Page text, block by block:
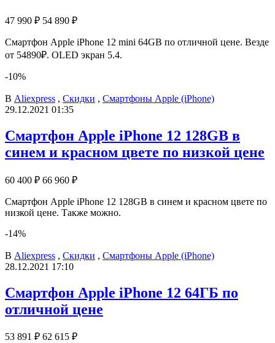
47 990 ₽ 54 890 ₽
Смартфон Apple iPhone 12 mini 64GB по отличной цене. Везде
от 54890₽. OLED экран 5.4.
-10%
В Aliexpress , Скидки , Смартфоны Apple (iPhone)
29.12.2021 01:35
Смартфон Apple iPhone 12 128GB в
синем и красном цвете по низкой цене
60 400 ₽ 66 960 ₽
Смартфон Apple iPhone 12 128GB в синем и красном цвете по
низкой цене. Также можно.
-14%
В Aliexpress , Скидки , Смартфоны Apple (iPhone)
28.12.2021 17:10
Смартфон Apple iPhone 12 64ГБ по
отличной цене
53 891 ₽ 62 615 ₽